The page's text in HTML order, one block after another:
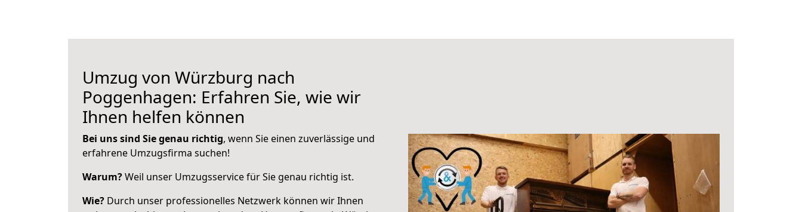
Umzug von Würzburg nach
Poggenhagen: Erfahren Sie, wie wir
Ihnen helfen können
Bei uns sind Sie genau richtig, wenn Sie einen zuverlässige und
erfahrene Umzugsfirma suchen!
Warum?Weil unser Umzugsservice für Sie genau richtig ist.
Wie? Durch unser professionelles Netzwerk können wir Ihnen